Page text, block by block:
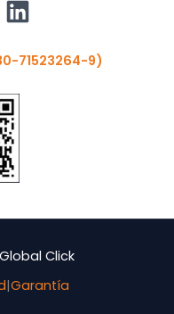
71523264-9)
Click
|Garantía